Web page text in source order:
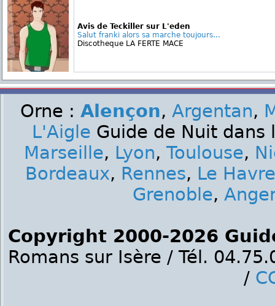
Avis de Teckiller sur L'eden
Salut franki alors sa marche toujours...
Discotheque LA FERTE MACE
Orne : Alençon, Argentan,
L'Aigle Guide de Nuit
Marseille, Lyon, Toulouse,
Bordeaux, Rennes, Le Havre
Grenoble,
Copyright 2000-2026
Romans sur Isère / Tél.
/